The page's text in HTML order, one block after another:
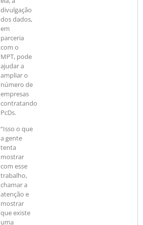
divulgação
dos dados,
em
parceria
com o
MPT, pode
ajudar a
ampliar o
número de
empresas
contratando
PcDs.
“Isso o que
a gente
tenta
mostrar
com esse
trabalho,
chamar a
atenção e
mostrar
que existe
uma